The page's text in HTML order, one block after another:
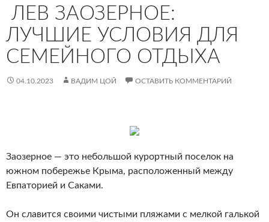
ЛЕВ ЗАОЗЕРНОЕ:
ЛУЧШИЕ УСЛОВИЯ ДЛЯ
СЕМЕЙНОГО ОТДЫХА
04.10.2023 ВАДИМ ЦОЙ ОСТАВИТЬ КОММЕНТАРИЙ
Заозерное — это небольшой курортный поселок на
южном побережье Крыма, расположенный между
Евпаторией и Саками.
Он славится своими чистыми пляжами с мелкой галькой